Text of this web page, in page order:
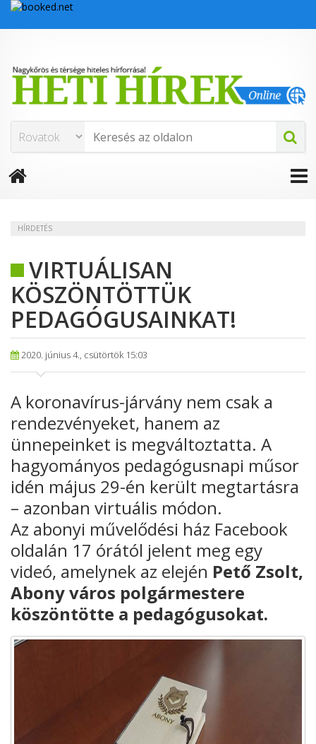
HÍRDETÉS
VIRTUÁLISAN
KÖSZÖNTÖTTÜK
PEDAGÓGUSAINKAT!
2020. június 4., csütörtök 15:03
A koronavírus-járvány nem csak a
rendezvényeket, hanem az
ünnepeinket is megváltoztatta. A
hagyományos pedagógusnapi műsor
idén május 29-én került megtartásra
– azonban virtuális módon.
Az abonyi művelődési ház Facebook
oldalán 17 órától jelent meg egy
videó, amelynek az elején Pető Zsolt,
Abony város polgármestere
köszöntötte a pedagógusokat.